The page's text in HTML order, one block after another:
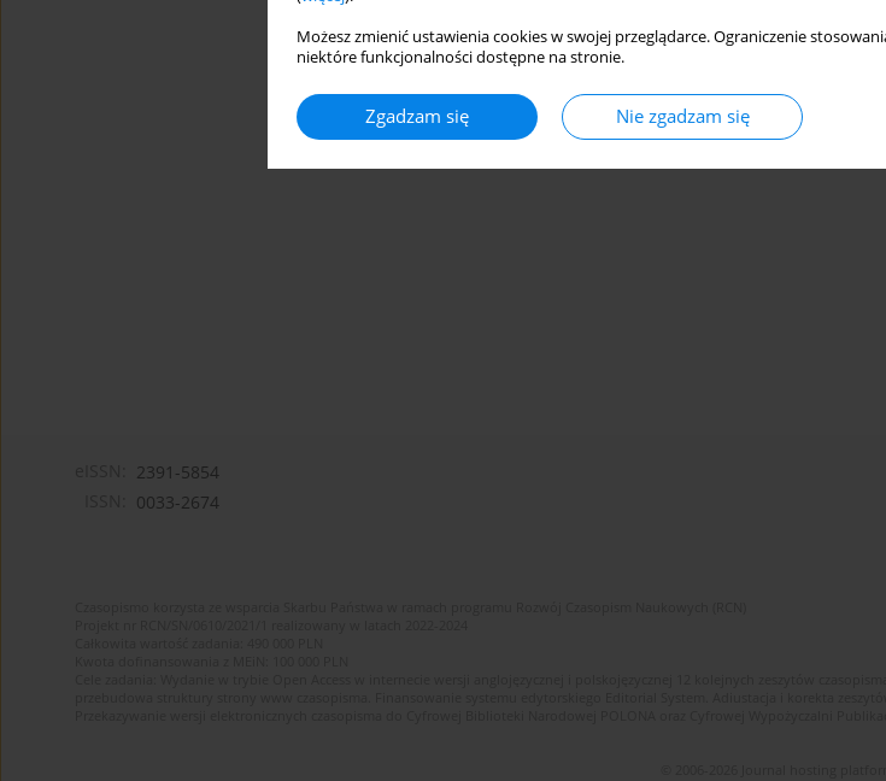
Możesz zmienić ustawienia cookies w swojej przeglądarce. Ograniczenie
niektóre funkcjonalności dostępne na stronie.
Zgadzam się Nie zgadzam się
2391-5854
0033-2674